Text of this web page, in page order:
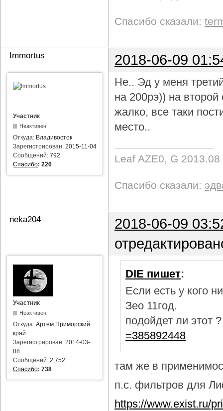
Спасибо сказали:
Immortus 2018-06-09
Участник
Неактивен
Откуда: Владивосток
Зарегистрирован: 2015-11-04
Сообщений: 792
Спасибо: 226
Не.. Эд у меня
на 200рэ)) на
жалко, все таки
место..
Leaf AZE0, G 2013.08
Спасибо сказали:
neka204
2018-06-09
Участник
Неактивен
Откуда: Артем Приморский
край
Зарегистрирован: 2014-03-
08
Сообщений: 2,752
Спасибо: 738
DIE пишет:
Если есть у кого
Зео 11год.
подойдет ли этот
=385892448
там же в
п.с. фильтров для
https://www.exist.ru/